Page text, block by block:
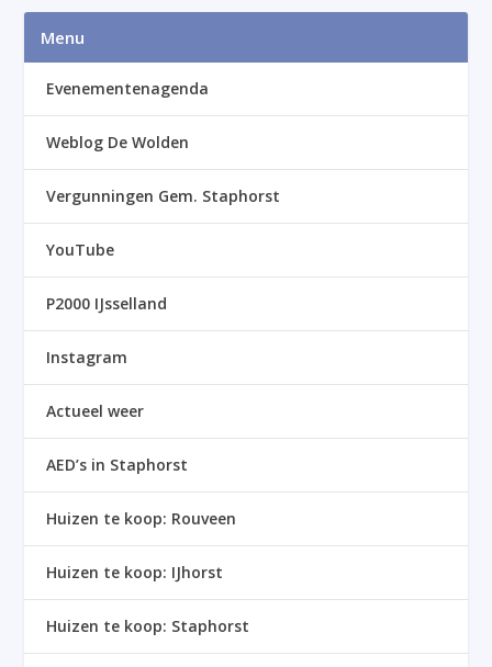
Menu
Evenementenagenda
Weblog De Wolden
Vergunningen Gem. Staphorst
YouTube
P2000 IJsselland
Instagram
Actueel weer
AED’s in Staphorst
Huizen te koop: Rouveen
Huizen te koop: IJhorst
Huizen te koop: Staphorst